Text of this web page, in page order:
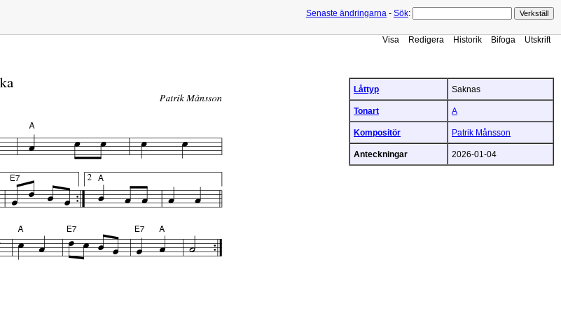
Senaste ändringarna - Sök:
Visa Redigera Historik Bifoga Utskrift
Låttyp Saknas
Tonart A
Kompositör Patrik Månsson
Anteckningar 2026-01-04